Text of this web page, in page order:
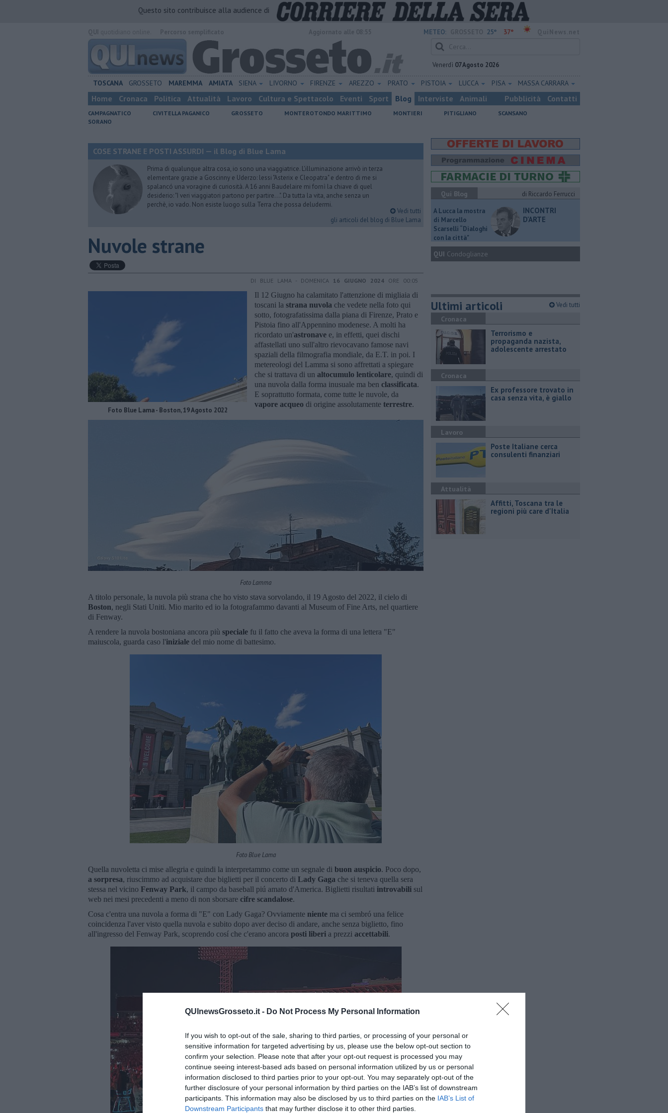
QUInewsGrosseto.it - Do Not Process My Personal Information
If you wish to opt-out of the sale, sharing to third parties, or processing of your personal or
sensitive information for targeted advertising by us, please use the below opt-out section to
confirm your selection. Please note that after your opt-out request is processed you may
continue seeing interest-based ads based on personal information utilized by us or personal
information disclosed to third parties prior to your opt-out. You may separately opt-out of the
further disclosure of your personal information by third parties on the IAB’s list of downstream
participants. This information may also be disclosed by us to third parties on the IAB’s List of
Downstream Participants that may further disclose it to other third parties.
Questo sito contribuisce alla audience di
METEO: 25° 37°
Venerdì 07 Agosto 2026
TOSCANA GROSSETO MAREMMA AMIATA SIENA LIVORNO FIRENZE AREZZO PRATO PISTOIA LUCCA PISA MASSA CARRARA
Home Cronaca Politica Attualità Lavoro Cultura e Spettacolo Eventi Sport Blog Interviste Animali Pubblicità Contatti
CAMPAGNATICO CIVITELLA PAGANICO GROSSETO MONTEROTONDO MARITTIMO MONTIERI PITIGLIANO
SCANSANO
SORANO
COSE STRANE E POSTI ASSURDI — il Blog di Blue Lama
Prima di qualunque altra cosa, io sono una viaggiatrice. L'illuminazione arrivò in terza
elementare grazie a Goscinny e Uderzo: lessi "Asterix e Cleopatra" e dentro di me si
spalancó una voragine di curiosità. A 16 anni Baudelaire mi fornì la chiave di quel
desiderio: "I veri viaggiatori partono per partire...". Da tutta la vita, anche senza un
perchè, io vado. Non esiste luogo sulla Terra che possa deludermi.
Vedi tutti
gli articoli del blog di Blue Lama
Nuvole strane
DI BLUE LAMA - DOMENICA 16 GIUGNO 2024 ORE 00:05
Foto Blue Lama - Boston, 19 Agosto 2022
Il 12 Giugno ha calamitato l'attenzione di migliaia di
toscani la strana nuvola che vedete nella foto qui
sotto, fotografatissima dalla piana di Firenze, Prato e
Pistoia fino all'Appennino modenese. A molti ha
ricordato un'astronave e, in effetti, quei dischi
affastellati uno sull'altro rievocavano famose navi
spaziali della filmografia mondiale, da E.T. in poi. I
metereologi del Lamma si sono affrettati a spiegare
che si trattava di un altocumulo lenticolare, quindi di
una nuvola dalla forma inusuale ma ben classificata.
E soprattutto formata, come tutte le nuvole, da
vapore acqueo di origine assolutamente terrestre.
Foto Lamma
A titolo personale, la nuvola più strana che ho visto stava sorvolando, il 19 Agosto del 2022, il cielo di
Boston, negli Stati Uniti. Mio marito ed io la fotografammo davanti al Museum of Fine Arts, nel quartiere
di Fenway.
A rendere la nuvola bostoniana ancora più speciale fu il fatto che aveva la forma di una lettera "E"
maiuscola, guarda caso l'iniziale del mio nome di battesimo.
Foto Blue Lama
Quella nuvoletta ci mise allegria e quindi la interpretammo come un segnale di buon auspicio. Poco dopo,
a sorpresa, riuscimmo ad acquistare due biglietti per il concerto di Lady Gaga che si teneva quella sera
stessa nel vicino Fenway Park, il campo da baseball piú amato d'America. Biglietti risultati introvabili sul
web nei mesi precedenti a meno di non sborsare cifre scandalose.
Cosa c'entra una nuvola a forma di "E" con Lady Gaga? Ovviamente niente ma ci sembró una felice
coincidenza l'aver visto quella nuvola e subito dopo aver deciso di andare, anche senza biglietto, fino
all'ingresso del Fenway Park, scoprendo cosí che c'erano ancora posti liberi a prezzi accettabili.
Qui Blog
di Riccardo Ferrucci
A Lucca la mostra
di Marcello
Scarselli “Dialoghi
con la città"
INCONTRI
D'ARTE
QUI Condoglianze
Ultimi articoli Vedi tutti
Cronaca
Terrorismo e
propaganda nazista,
adolescente arrestato
Cronaca
Ex professore trovato in
casa senza vita, è giallo
Lavoro
Poste Italiane cerca
consulenti finanziari
Attualità
Affitti, Toscana tra le
regioni più care d'Italia